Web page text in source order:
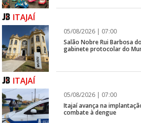
ITAJAÍ
05/08/2026 | 07:00
Salão Nobre Rui Barbosa
gabinete protocolar do
ITAJAÍ
05/08/2026 | 07:00
Itajaí avança na
combate à dengue